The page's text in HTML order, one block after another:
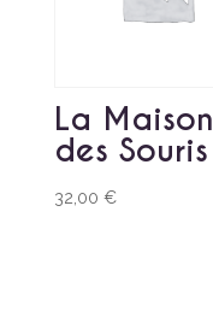
La Maison
des Souris
32,00 €